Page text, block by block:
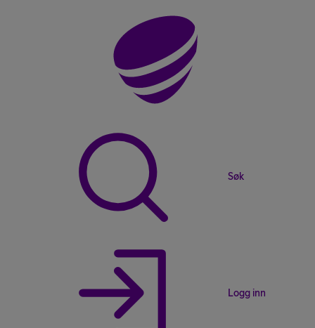
Søk
Logg inn